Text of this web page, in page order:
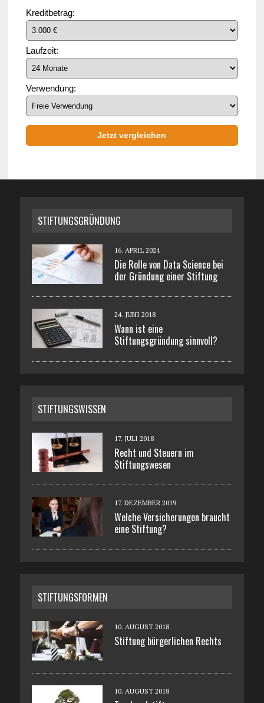
Kreditbetrag:
Laufzeit:
Verwendung:
Jetzt vergleichen
STIFTUNGSGRÜNDUNG
16. APRIL 2024
Die Rolle von Data Science bei
der Gründung einer Stiftung
24. JUNI 2018
Wann ist eine
Stiftungsgründung sinnvoll?
STIFTUNGSWISSEN
17. JULI 2018
Recht und Steuern im
Stiftungswesen
17. DEZEMBER 2019
Welche Versicherungen braucht
eine Stiftung?
STIFTUNGSFORMEN
10. AUGUST 2018
Stiftung bürgerlichen Rechts
10. AUGUST 2018